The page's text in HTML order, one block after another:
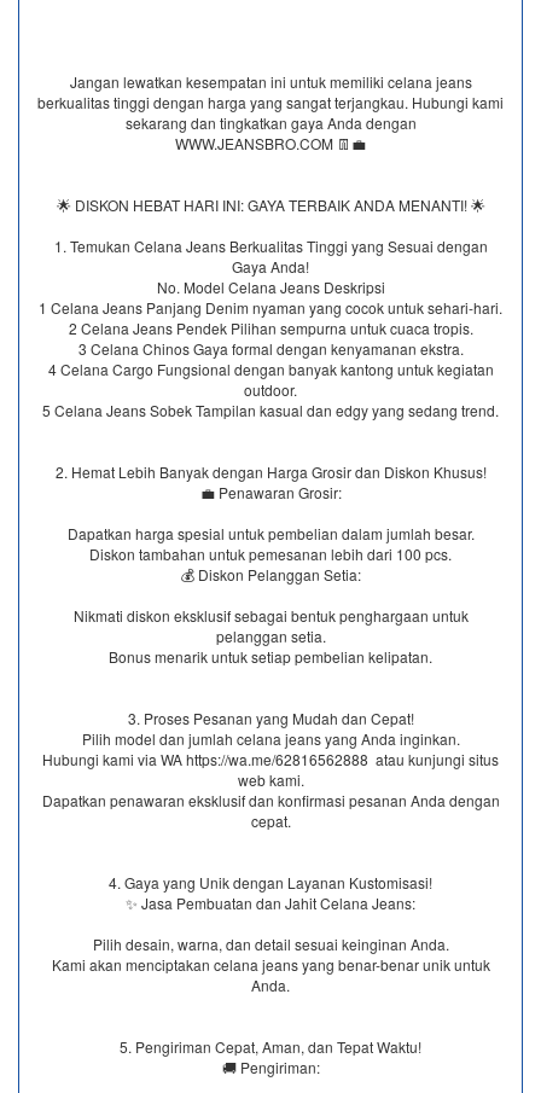
Jangan lewatkan kesempatan ini untuk memiliki celana jeans
berkualitas tinggi dengan harga yang sangat terjangkau. Hubungi kami
sekarang dan tingkatkan gaya Anda dengan
WWW.JEANSBRO.COM 👖💼
🌟 DISKON HEBAT HARI INI: GAYA TERBAIK ANDA MENANTI! 🌟
1. Temukan Celana Jeans Berkualitas Tinggi yang Sesuai dengan
Gaya Anda!
No. Model Celana Jeans Deskripsi
1 Celana Jeans Panjang Denim nyaman yang cocok untuk sehari-hari.
2 Celana Jeans Pendek Pilihan sempurna untuk cuaca tropis.
3 Celana Chinos Gaya formal dengan kenyamanan ekstra.
4 Celana Cargo Fungsional dengan banyak kantong untuk kegiatan
outdoor.
5 Celana Jeans Sobek Tampilan kasual dan edgy yang sedang trend.
2. Hemat Lebih Banyak dengan Harga Grosir dan Diskon Khusus!
💼 Penawaran Grosir:
Dapatkan harga spesial untuk pembelian dalam jumlah besar.
Diskon tambahan untuk pemesanan lebih dari 100 pcs.
💰 Diskon Pelanggan Setia:
Nikmati diskon eksklusif sebagai bentuk penghargaan untuk
pelanggan setia.
Bonus menarik untuk setiap pembelian kelipatan.
3. Proses Pesanan yang Mudah dan Cepat!
Pilih model dan jumlah celana jeans yang Anda inginkan.
Hubungi kami via WA https://wa.me/62816562888​ atau kunjungi situs
web kami.
Dapatkan penawaran eksklusif dan konfirmasi pesanan Anda dengan
cepat.
4. Gaya yang Unik dengan Layanan Kustomisasi!
✨ Jasa Pembuatan dan Jahit Celana Jeans:
Pilih desain, warna, dan detail sesuai keinginan Anda.
Kami akan menciptakan celana jeans yang benar-benar unik untuk
Anda.
5. Pengiriman Cepat, Aman, dan Tepat Waktu!
🚚 Pengiriman: